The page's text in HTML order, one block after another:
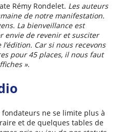
Rémy Rondelet. Les auteurs
de notre manifestation.
La bienveillance est
envie de revenir et susciter
Car si nous recevons
pour 45 places, il nous faut
».
fondateurs ne se limite plus à
et de quelques tables de